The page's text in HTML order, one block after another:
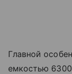
Главной
емкостью